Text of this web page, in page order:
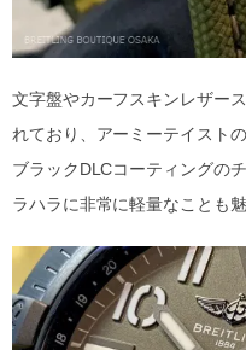
文字盤やカーフスキンレザー
れており、アーミーテイスト
ブラックDLCコーティングの
ラハラに非常に軽量なことも